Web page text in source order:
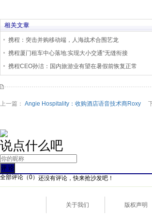
相关文章
携程：突击并购移动端，人海战术合围艺龙
携程厦门租车中心落地:实现大小交通“无缝衔接
携程CEO孙洁：国内旅游业有望在暑假前恢复正常
上一篇： Angie Hospitality：收购酒店语音技术商Roxy
说点什么吧
全部评论（0） 还没有评论，快来抢沙发吧！
关于我们 版权声明